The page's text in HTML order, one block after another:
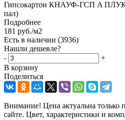
Гипсокартон КНАУФ-ГСП A ПЛУК
пал)
Подробнее
181 руб./м2
Есть в наличии (3936)
Нашли дешевле?
-
+
В корзину
Поделиться
Внимание! Цена актуальна только
сайте. Цвет, характеристики и